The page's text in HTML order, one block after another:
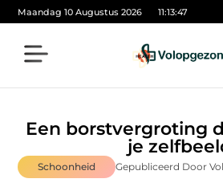
Maandag 10 Augustus 2026 11:13:48
Een borstvergroting
je
Schoonheid Gepubliceerd Door